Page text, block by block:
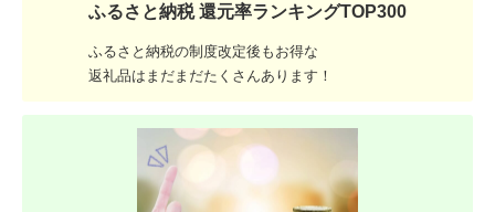
ふるさと納税 還元率ランキングTOP300
ふるさと納税の制度改定後もお得な
返礼品はまだまだたくさんあります！